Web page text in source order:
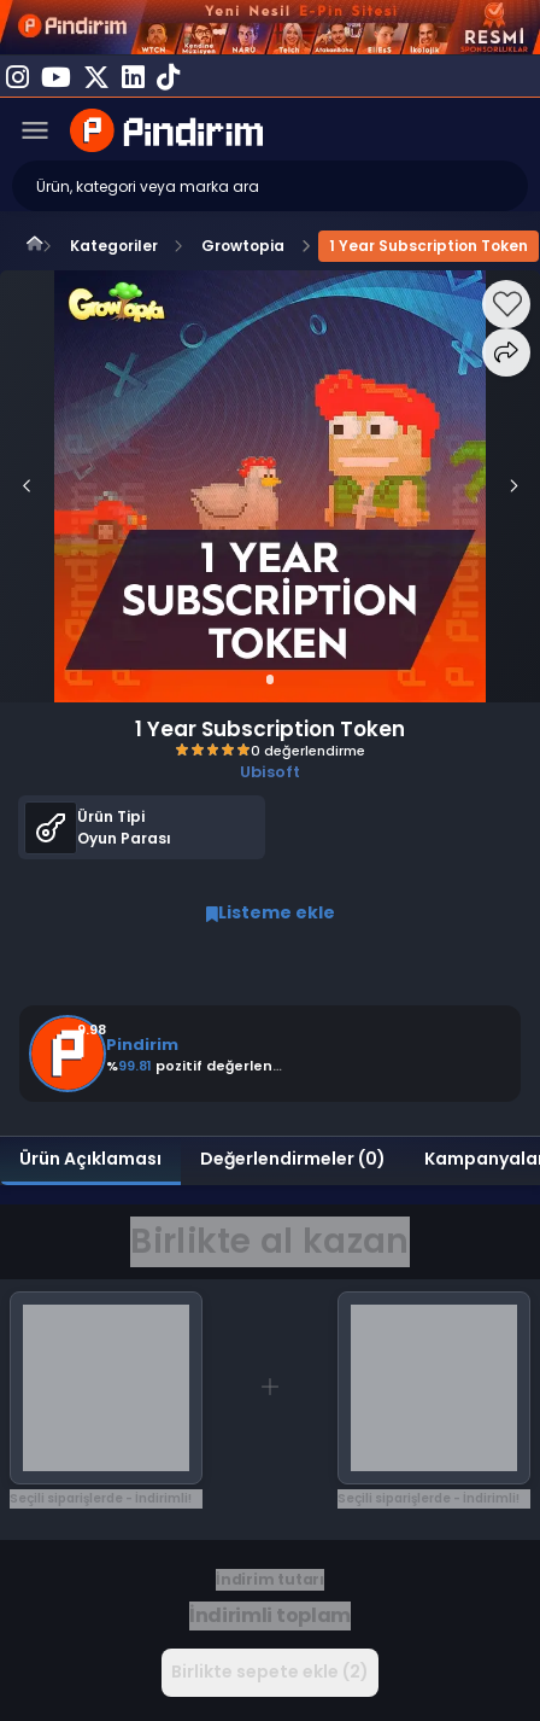
Kategoriler Growtopia 1 Year Subscription Token
1 Year Subscription Token
Ubisoft
Ürün Tipi
Oyun Parası
Listeme ekle
9.98
Pindirim
%99.81 pozitif değerlendirme
Ürün Açıklaması Değerlendirmeler (0)
Birlikte al kazan
Seçili siparişlerde - İndirimli! Seçili siparişlerde - İndirimli!
İndirim tutarı
İndirimli toplam
Birlikte sepete ekle (2)